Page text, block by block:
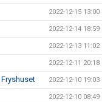
2022-12-15 13:00
2022-12-14 18:59
2022-12-13 11:02
2022-12-11 20:18
2022-12-10 19:03
2022-12-10 08:49